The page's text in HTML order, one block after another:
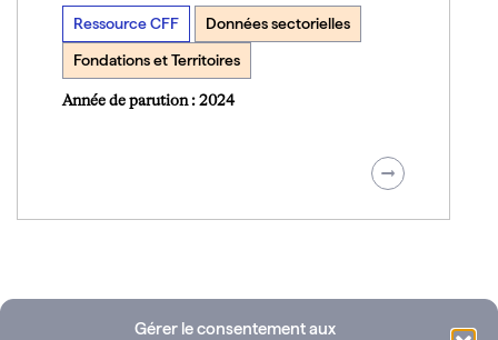
Gérer le consentement aux
Ressource CFF Données sectorielles
Fondations et Territoires
Année de parution : 2024